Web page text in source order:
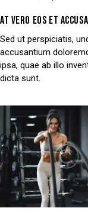
AT VERO EOS ET
Sed ut perspiciatis,
accusantium
ipsa, quae ab illo
dicta sunt.